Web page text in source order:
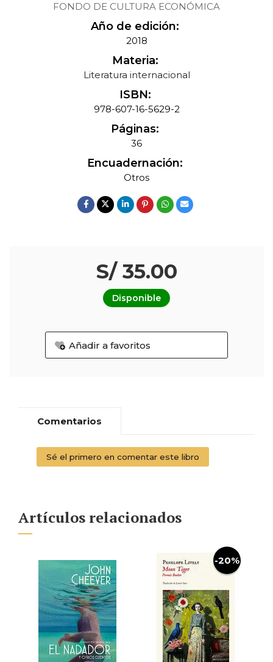
FONDO DE CULTURA ECONÓMICA
Año de edición:
2018
Materia:
Literatura internacional
ISBN:
978-607-16-5629-2
Páginas:
36
Encuadernación:
Otros
S/ 35.00
Disponible
Añadir a favoritos
Comentarios
Sé el primero en comentar este libro
Artículos relacionados
-20%